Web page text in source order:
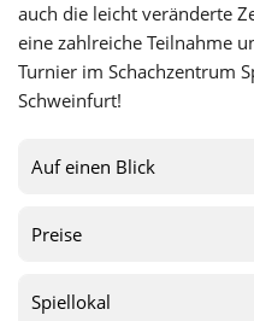
auch die leicht veränderte
eine zahlreiche Teilnahme
Turnier im Schachzentrum
Schweinfurt!
Auf einen Blick
Preise
Spiellokal